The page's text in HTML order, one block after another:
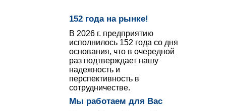
152 года на рынке!
В 2026 г. предприятию
исполнилось 152 года со дня
основания, что в очередной
раз подтверждает нашу
надежность и
перспективность в
сотрудничестве.
Мы работаем для Вас